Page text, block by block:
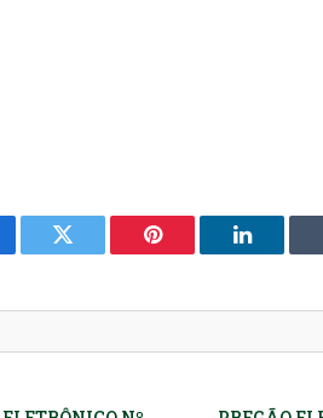
Twitter Pinterest LinkedIn